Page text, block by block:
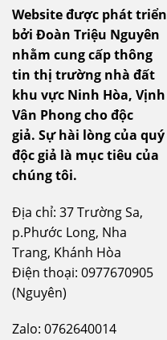
Website được phát triển
bởi Đoàn Triệu Nguyên
nhằm cung cấp thông
tin thị trường nhà đất
khu vực Ninh Hòa, Vịnh
Vân Phong cho độc
giả. Sự hài lòng của quý
độc giả là mục tiêu của
chúng tôi.
Địa chỉ: 37 Trường Sa,
p.Phước Long, Nha
Trang, Khánh Hòa
Điện thoại: 0977670905
(Nguyên)
Zalo: 0762640014